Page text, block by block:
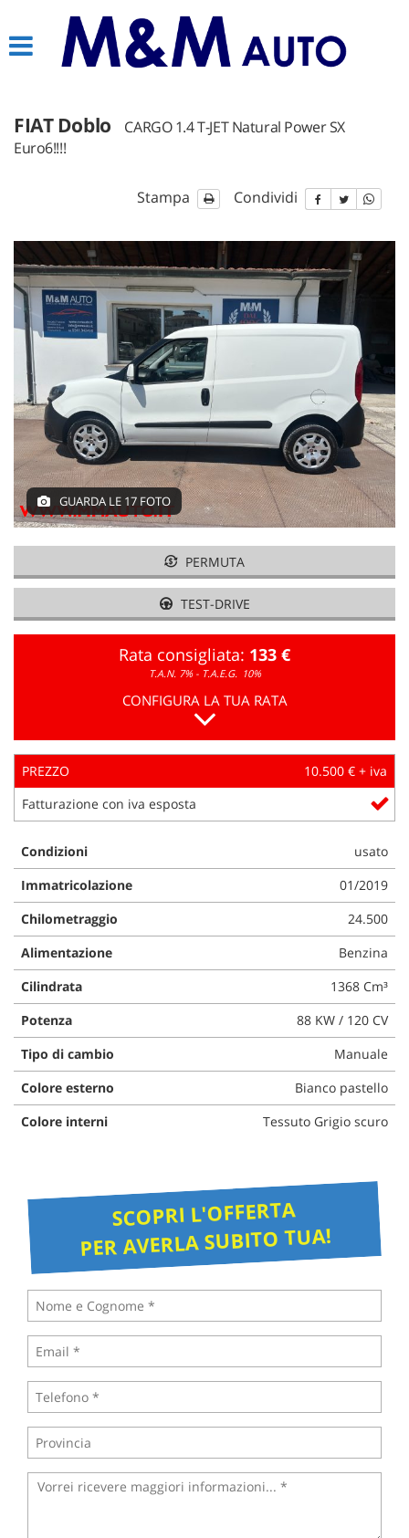
LISTA VEICOLI
ACQUISTIAMO USATO
CONTATTI
FIAT Doblo
CARGO 1.4 T-JET Natural Power SX
Euro6!!!!
Stampa Condividi
GUARDA LE 17 FOTO
PERMUTA
TEST-DRIVE
Rata consigliata: 133 €
T.A.N. 7% - T.A.E.G. 10%
CONFIGURA LA TUA RATA
PREZZO
10.500 € + iva
Fatturazione con iva esposta
Condizioni
usato
Immatricolazione
01/2019
Chilometraggio
24.500
Alimentazione
Benzina
Cilindrata
1368 Cm³
Potenza
88 KW / 120 CV
Tipo di cambio
Manuale
Colore esterno
Bianco pastello
Colore interni
Tessuto Grigio scuro
SCOPRI L'OFFERTA
PER AVERLA SUBITO TUA!